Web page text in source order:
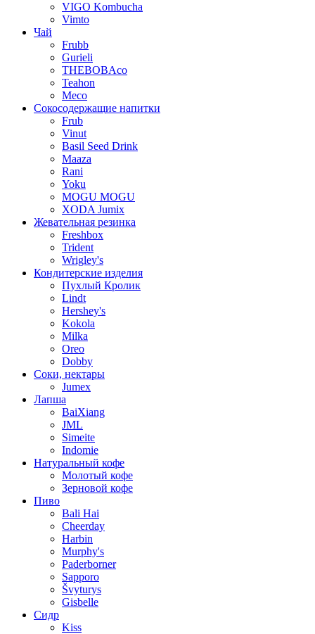
VIGO Kombucha
Vimto
Чай
Frubb
Gurieli
THEBOBAco
Teahon
Meco
Сокосодержащие напитки
Frub
Vinut
Basil Seed Drink
Maaza
Rani
Yoku
MOGU MOGU
XODA Jumix
Жевательная резинка
Freshbox
Trident
Wrigley's
Кондитерские изделия
Пухлый Кролик
Lindt
Hershey's
Kokola
Milka
Oreo
Dobby
Соки, нектары
Jumex
Лапша
BaiXiang
JML
Simeite
Indomie
Натуральный кофе
Молотый кофе
Зерновой кофе
Пиво
Bali Hai
Cheerday
Harbin
Murphy's
Paderborner
Sapporo
Švyturys
Gisbelle
Сидр
Kiss